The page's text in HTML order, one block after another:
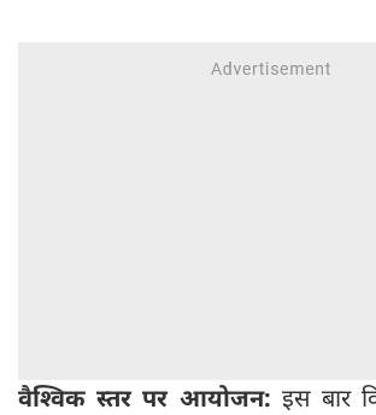
वैश्विक स्तर पर आयोजन: इस बार